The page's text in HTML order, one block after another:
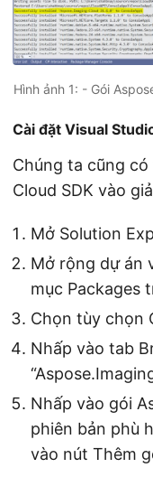
Hình ảnh 1: - Gói
Cài đặt Visual
Chúng ta cũng
Cloud SDK vào
Mở Solution
Mở rộng dự án
mục Packages
Chọn tùy chọn
Nhấp vào tab
Nhấp vào gói
phiên bản phù
vào nút Thêm